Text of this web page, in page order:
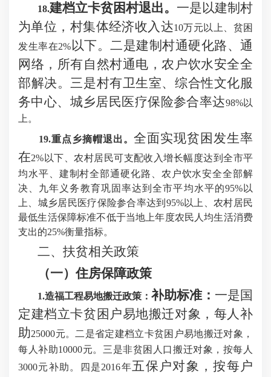
18.建档立卡贫困村退出。 一是以建制村
为单位，村集体经济收入达10万元以上、贫困
发生率在2% 以下。 二是建制村通硬化路、通
网络，所有自然村通电，农户饮水安全全
部解决。三是村有卫生室、综合性文化服
务中心、城乡居民医疗保险参合率达98%以
上。
19.重点乡摘帽退出。 全面实现贫困发生率
在2%以下、农村居民可支配收入增长幅度达到全市平
均水平、建制村全部通硬化路、农户饮水安全全部解
决、九年义务教育巩固率达到全市平均水平的95%以
上、城乡居民医疗保险参合率达到95%以上、农村居民
最低生活保障标准不低于当地上年度农民人均生活消费
支出的25%衡量指标。
二、扶贫相关政策
（一）住房保障政策
1.造福工程易地搬迁政策： 补助标准： 一是国
定建档立卡贫困户易地搬迁对象，每人补
助25000元。二是省定建档立卡贫困户易地搬迁对象，
每人补助10000元。三是非贫困人口搬迁对象，按每人
3000元补助。四是2016年五保户对象 ，按每户